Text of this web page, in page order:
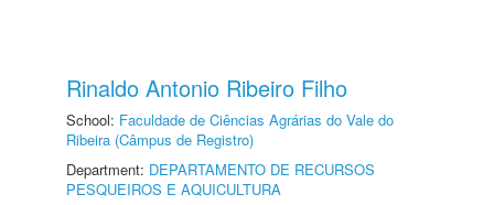
Rinaldo Antonio Ribeiro Filho
School: Faculdade de Ciências Agrárias do Vale do
Ribeira (Câmpus de Registro)
Department: DEPARTAMENTO DE RECURSOS
PESQUEIROS E AQUICULTURA